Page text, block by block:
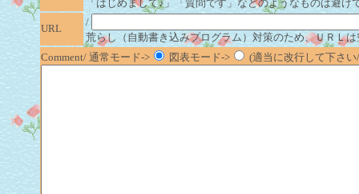
「はじめまして♪」「質問です」などのようなものは避け
URL
/
荒らし（自動書き込みプログラム）対策のため、ＵＲＬ
Comment/ 通常モード->
図表モード-> (適当に改行して下さ